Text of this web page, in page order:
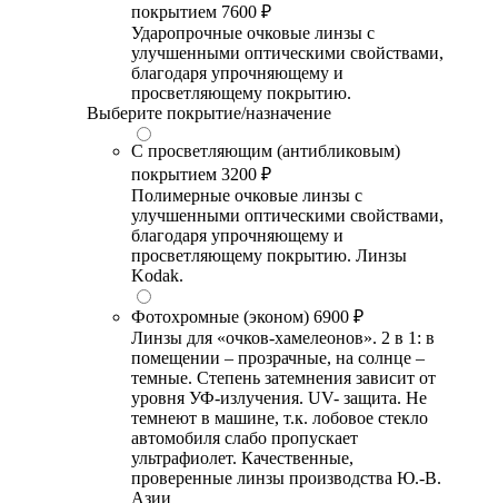
покрытием 7600 ₽
Ударопрочные очковые линзы с
улучшенными оптическими свойствами,
благодаря упрочняющему и
просветляющему покрытию.
Выберите покрытие/назначение
С просветляющим (антибликовым)
покрытием 3200 ₽
Полимерные очковые линзы с
улучшенными оптическими свойствами,
благодаря упрочняющему и
просветляющему покрытию. Линзы
Kodak.
Фотохромные (эконом) 6900 ₽
Линзы для «очков-хамелеонов». 2 в 1: в
помещении – прозрачные, на солнце –
темные. Степень затемнения зависит от
уровня УФ-излучения. UV- защита. Не
темнеют в машине, т.к. лобовое стекло
автомобиля слабо пропускает
ультрафиолет. Качественные,
проверенные линзы производства Ю.-В.
Азии